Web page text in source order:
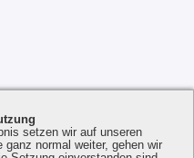
setzen wir auf unseren
normal weiter, gehen wir